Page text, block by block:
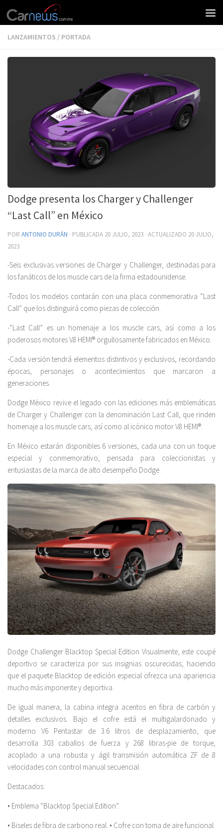
LANZAMIENTOS / PORTADA
Dodge presenta los Charger y Challenger
“Last Call” en México
POR ANTONIO DURÁN · PUBLICADA 20 JULIO, 2023 · ACTUALIZADO 20 JULIO,
2023
-Seis exclusivas versiones de Charger y Challenger, destinadas para
los fanáticos de los muscle cars de la firma estadounidense.
-Todos los modelos contarán con una placa conmemorativa “Last
Call” que los distinguirá como piezas de colección.
-“Last Call” es un homenaje a los muscle cars, así como a los
poderosos motores V8 HEMI® orgullosamente fabricados en México.
-Cada versión tendrá elementos distintivos y exclusivos, recordando
épocas, personajes o acontecimientos que marcaron a
generaciones.
Dodge México revive el legado con las ediciones más emblemáticas
de Charger y Challenger con la denominación Last Call, que rinden
homenaje a los muscle cars, así como al icónico motor V8 HEMI®.
En México estarán disponibles 6 versiones, cada una con un toque
especial y conmemorativo, pensada para coleccionistas y
entusiastas de la marca de alto desempeño Dodge.
Dodge Challenger Blacktop Special Edition Visualmente, este coupé
deportivo se caracteriza por sus insignias oscurecidas, haciendo
que el paquete Blacktop de edición especial ofrezca una apariencia
mucho más imponente y deportiva.
De igual manera, la cabina integra acentos en fibra de carbón y
detalles exclusivos. Bajo el cofre está el multigalardonado y
moderno V6 Pentastar de 3.6 litros de desplazamiento, que
desarrolla 303 caballos de fuerza y 268 libras-pie de torque,
acoplado a una robusta y ágil transmisión automática ZF de 8
velocidades con control manual secuencial.
Destacados:
• Emblema “Blacktop Special Edition”.
• Biseles de fibra de carbono real. • Cofre con toma de aire funcional.